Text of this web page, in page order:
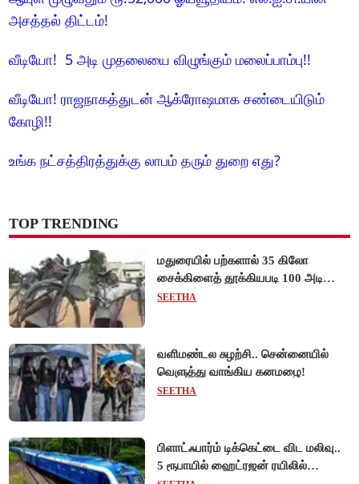
அசத்தல் திட்டம்!
வீடியோ! 5 அடி முதலையை விழுங்கும் மலைப்பாம்பு!!
வீடியோ! ராஜநாகத்துடன் ஆக்ரோஷமாக சண்டையிடும்
கோழி!!
உங்க நட்சத்திரத்துக்கு லாபம் தரும் துறை எது?
TOP TRENDING
மதுரையில் பற்களால் 35 கிலோ
சைக்கிளைத் தூக்கியபடி 100 அடி
நடந்து சென்று முன்னாள் ராணுவ வீரர்
SEETHA
வளிமண்டல சுழற்சி.. சென்னையில்
வெளுத்து வாங்கிய கனமழை!
SEETHA
பிளாட்ஃபார்ம் டிக்கெட்டை விட மலிவு..
5 ரூபாயில் ஹைட்ரஜன் ரயிலில்